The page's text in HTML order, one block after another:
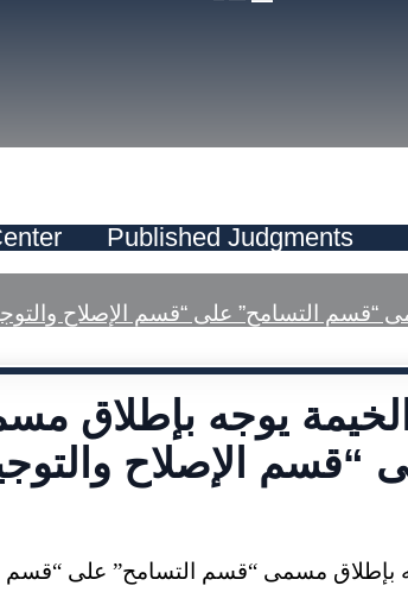
font
Published Judgments
يوجه بإطلاق